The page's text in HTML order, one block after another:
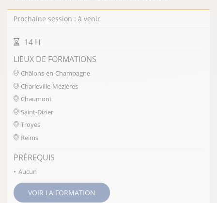
Prochaine session : à venir
DURÉE DE LA FORMATION
14 H
LIEUX DE FORMATIONS
Châlons-en-Champagne
Charleville-Mézières
Chaumont
Saint-Dizier
Troyes
Reims
PRÉREQUIS
Aucun
VOIR LA FORMATION